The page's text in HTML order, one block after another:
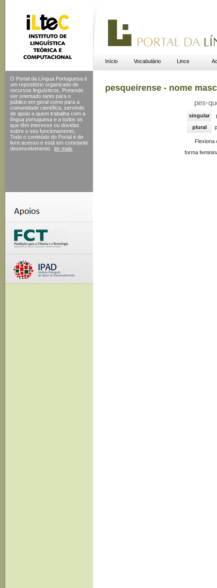
Início Vocabulário Lince
O Portal da Língua Portuguesa é
um repositório organizado de
recursos linguísticos. Pretende
ser orientado tanto para o
público em geral como para a
comunidade científica, servindo
de apoio a quem trabalha com a
língua portuguesa e a todos os
que têm interesse ou dúvidas
sobre o seu funcionamento.
Todo o conteúdo do Portal é de
livre acesso e está em constante
desenvolvimento.
ler mais
pesqueirense - nome
pes·
singular
plural
Flexiona
forma